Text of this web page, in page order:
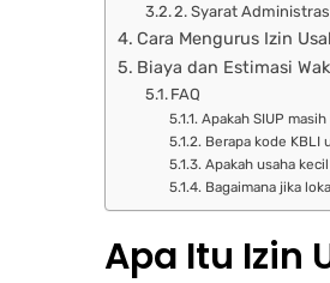
2. Syarat
Cara Mengurus Izin
Biaya dan Estimasi
FAQ
Apakah SIUP
Berapa kode KBLI
Apakah usaha
Bagaimana jika
Apa Itu Izin